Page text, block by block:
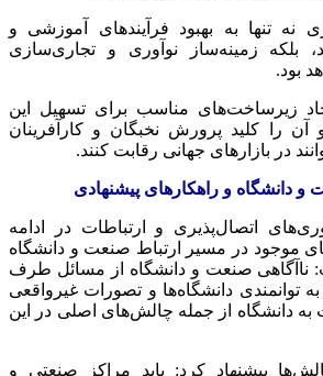
نه تنها به بهبود فرآیندهای آموزشی و
بلکه زمینه‌ساز نوآوری و تجاری‌سازی
بود.
زیرساخت‌های مناسب برای تسهیل این
آن را کلید پرورش نخبگان و کارآفرینان
در بازارهای جهانی رقابت کنند.
دانشگاه و راهکارهای پیشنهادی
اتصال‌پذیری و ارتباطات در ادامه
موجود در مسیر ارتباط صنعت و دانشگاه
ناآگاهی صنعت و دانشگاه از مسائل طرف
توانمندی دانشگاه‌ها و تصورات غیرواقعی
دانشگاه از جمله چالش‌های اصلی در این
پیشنهاد کرد: باید مراکز صنعتی و